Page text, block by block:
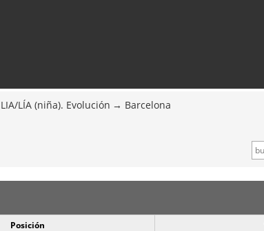
LIA/LÍA (niña). Evolución Barcelona
Posición